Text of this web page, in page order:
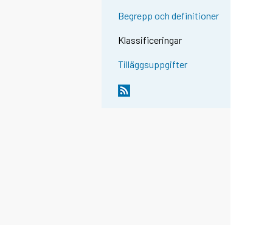
Begrepp och definitioner
Klassificeringar
Tilläggsuppgifter